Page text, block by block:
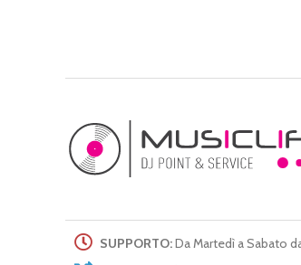
SUPPORTO:Da Martedì a Sabato